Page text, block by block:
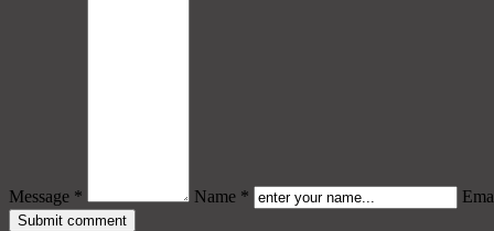
Message * Name *